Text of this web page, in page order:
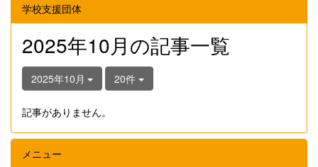
学校支援団体
2025年10月の記事一覧
2025年10月 20件
記事がありません。
メニュー